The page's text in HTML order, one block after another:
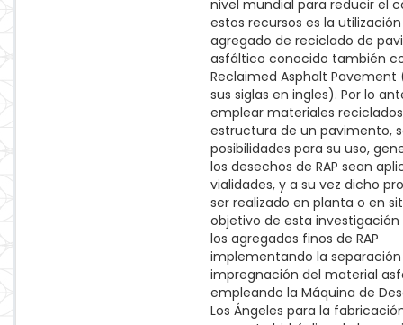
nivel mundial para reducir el
estos recursos es la
agregado de reciclado de
asfáltico conocido también
Reclaimed Asphalt Pavement
sus siglas en ingles). Por lo
emplear materiales
estructura de un pavimento,
posibilidades para su uso,
los desechos de RAP sean
vialidades, y a su vez dicho
ser realizado en planta o en
objetivo de esta investigación
los agregados finos de RAP
implementando la
impregnación del material
empleando la Máquina de
Los Ángeles para la